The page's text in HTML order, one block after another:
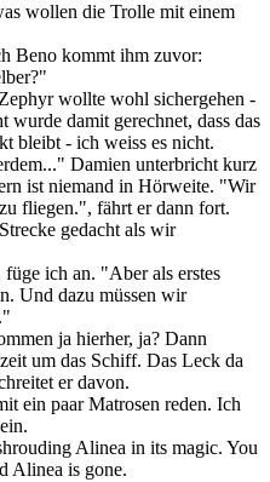
wollen die Trolle mit einem
Beno kommt ihm zuvor:
wollte wohl sichergehen -
damit gerechnet, dass das
bleibt - ich weiss es nicht.
Damien unterbricht kurz
ist niemand in Hörweite. "Wir
fliegen.", fährt er dann fort.
gedacht als wir
ich an. "Aber als erstes
Und dazu müssen wir
ja hierher, ja? Dann
um das Schiff. Das Leck da
er davon.
ein paar Matrosen reden. Ich
Alinea in its magic. You
Alinea is gone.